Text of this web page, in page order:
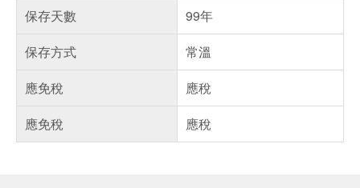
保存天數
99年
保存方式
常溫
應免稅
應稅
應免稅
應稅